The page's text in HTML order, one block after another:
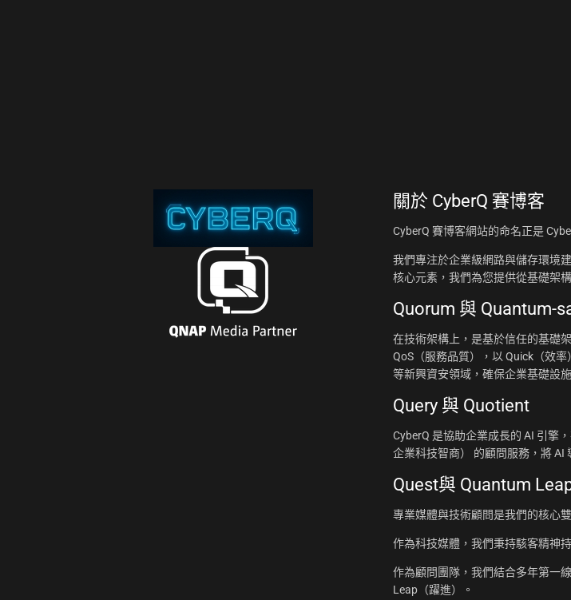
關於 CyberQ 賽博客
CyberQ 賽博客網站的命名正是
我們專注於企業級網路與儲存環境
核心元素，我們為您提供從基礎架
Quorum 與 Quantum-
在技術架構上，是基於信任的基礎
QoS（服務品質），以 Quick（效
等新興資安領域，確保企業基礎設
Query 與 Quotient
CyberQ 是協助企業成長的 AI 引擎
企業科技智商） 的顧問服務，將 AI
Quest與 Quantum
專業媒體與技術顧問是我們的核心
作為科技媒體，我們秉持駭客精神
作為顧問團隊，我們結合多年第一
Leap（躍進）。